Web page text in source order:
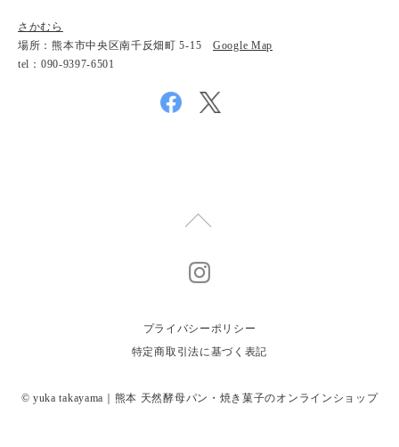
さかむら
場所：熊本市中央区南千反畑町 5-15 Google Map
tel：090-9397-6501
プライバシーポリシー
特定商取引法に基づく表記
© yuka takayama｜熊本 天然酵母パン・焼き菓子のオンラインショップ